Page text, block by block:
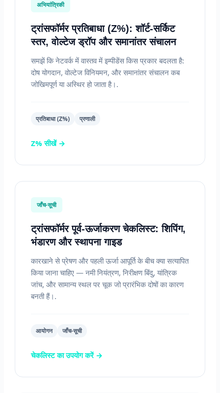
अभियांत्रिकी
ट्रांसफॉर्मर प्रतिबाधा (Z%): शॉर्ट-सर्किट
स्तर, वोल्टेज ड्रॉप और समानांतर संचालन
समझें कि नेटवर्क में वास्तव में इम्पीडेंस किस प्रकार बदलता है:
दोष योगदान, वोल्टेज विनियमन, और समानांतर संचालन कब
जोखिमपूर्ण या अस्थिर हो जाता है।.
प्रतिबाधा (Z%) प्रणाली
Z% सीखें →
जाँच-सूची
ट्रांसफॉर्मर पूर्व-ऊर्जाकरण चेकलिस्ट: शिपिंग,
भंडारण और स्थापना गाइड
कारखाने से प्रेषण और पहली ऊर्जा आपूर्ति के बीच क्या सत्यापित
किया जाना चाहिए — नमी नियंत्रण, निरीक्षण बिंदु, यांत्रिक
जांच, और सामान्य स्थल पर चूक जो प्रारंभिक दोषों का कारण
बनती हैं।.
आयोगन जाँच-सूची
चेकलिस्ट का उपयोग करें →